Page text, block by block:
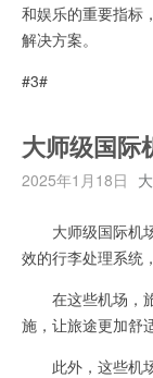
和娱乐的重要指标
解决方案。
#3#
大师级国际
2025年1月18日
大师级国际机场
效的行李处理系统
在这些机场，旅
施，让旅途更加舒
此外，这些机场